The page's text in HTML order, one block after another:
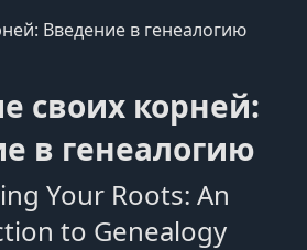
Введение в генеалогию
своих корней:
в генеалогию
Your Roots: An
to Genealogy